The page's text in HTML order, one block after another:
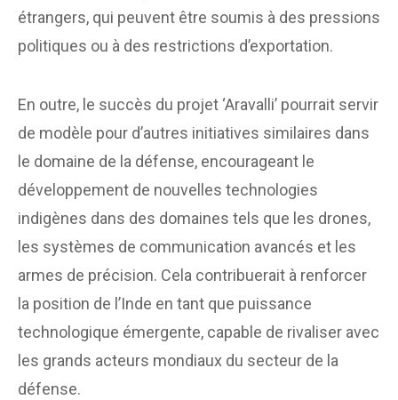
étrangers, qui peuvent être soumis à des pressions
politiques ou à des restrictions d’exportation.
En outre, le succès du projet ‘Aravalli’ pourrait servir
de modèle pour d’autres initiatives similaires dans
le domaine de la défense, encourageant le
développement de nouvelles technologies
indigènes dans des domaines tels que les drones,
les systèmes de communication avancés et les
armes de précision. Cela contribuerait à renforcer
la position de l’Inde en tant que puissance
technologique émergente, capable de rivaliser avec
les grands acteurs mondiaux du secteur de la
défense.